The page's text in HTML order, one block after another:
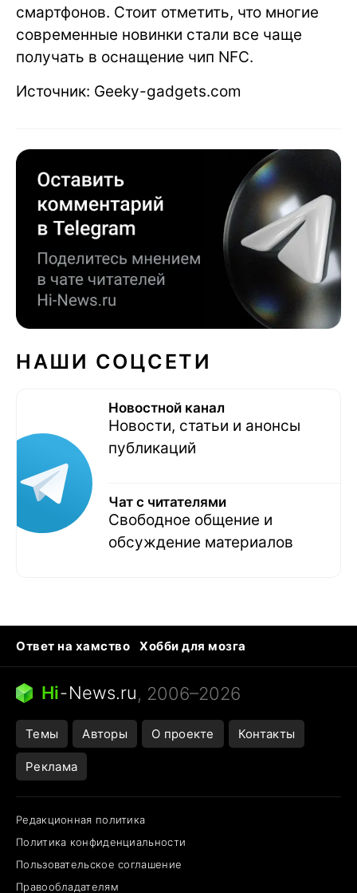
смартфонов. Стоит отметить, что многие
современные новинки стали все чаще
получать в оснащение чип NFC.
Источник: Geeky-gadgets.com
НАШИ СОЦСЕТИ
Новостной канал
Новости, статьи и анонсы
публикаций
Чат с читателями
Свободное общение и
обсуждение материалов
Ответ на хамство
Хобби для мозга
Бензин 100 и 95
Тунцы в океанариуме
Следующая пандемия
Hi-News.ru, 2006–2026
Темы Авторы О проекте Контакты
Реклама
Редакционная политика
Политика конфиденциальности
Пользовательское соглашение
Правообладателям